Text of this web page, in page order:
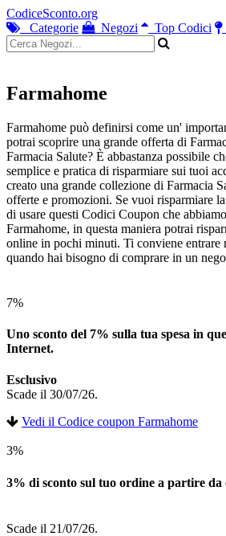
CodiceSconto.org
Categorie
Negozi Top Codici
Farmahome
Farmahome può definirsi come un'
potrai scoprire una grande offerta di
Farmacia Salute? È abbastanza possibile
semplice e pratica di risparmiare sui tuoi
creato una grande collezione di Farmacia
offerte e promozioni. Se vuoi risparmiare
di usare questi Codici Coupon che
Farmahome, in questa maniera potrai
online in pochi minuti. Ti conviene entrare
quando hai bisogno di comprare in un
7%
Uno sconto del 7% sulla tua spesa in
Internet.
Esclusivo
Scade il 30/07/26.
Vedi il Codice coupon Farmahome
3%
3% di sconto sul tuo ordine a partire
Scade il 21/07/26.